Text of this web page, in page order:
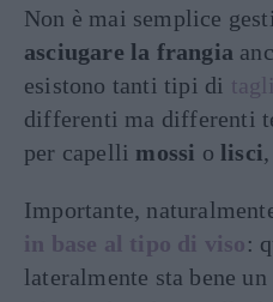
Non è mai semplice
asciugare la frangia
esistono tanti tipi di
differenti ma differenti
per capelli mossi o lisci
Importante,
in base al tipo di viso:
lateralmente sta bene